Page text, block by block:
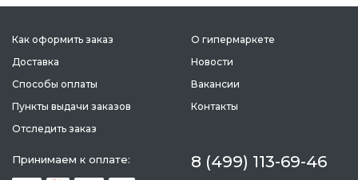
Как оформить заказ
Доставка
Способы оплаты
Пункты выдачи заказов
Отследить заказ
О гипермаркете
Новости
Вакансии
Контакты
Принимаем к оплате: 8 (499) 113-69-46